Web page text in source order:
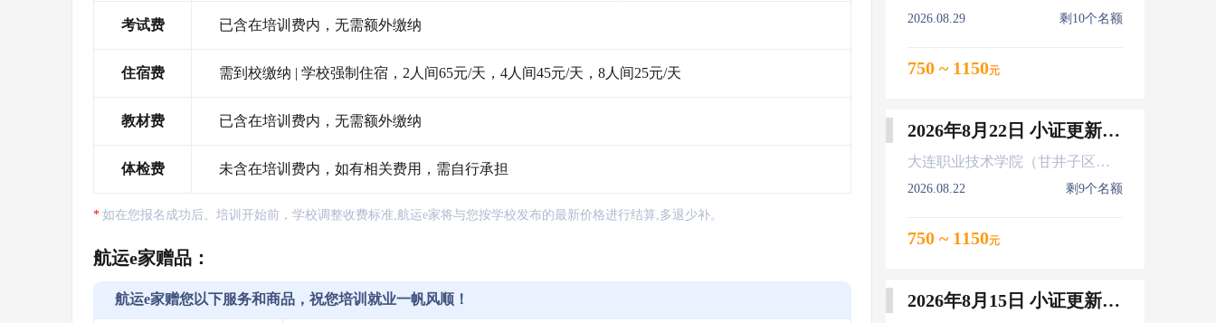
考试费 已含在培训费内，无需额外缴纳
住宿费 需到校缴纳 | 学校强制住宿，2人间65元/天，4人间45元/天，8人间25元/天
教材费 已含在培训费内，无需额外缴纳
体检费 未含在培训费内，如有相关费用，需自行承担
如在您报名成功后、培训开始前，学校调整收费标准,航运e家将与您按学校发布的最新价格进行结算,多退少补。
航运e家赠品：
航运e家赠您以下服务和商品，祝您培训就业一帆风顺！
2026.08.29 剩10个名额
750 ~ 1150元
2026年8月22日 小证更新 Z01Z02Z04
大连职业技术学院（甘井子区大连北站）
2026.08.22 剩9个名额
750 ~ 1150元
2026年8月15日 小证更新 Z01Z02Z04